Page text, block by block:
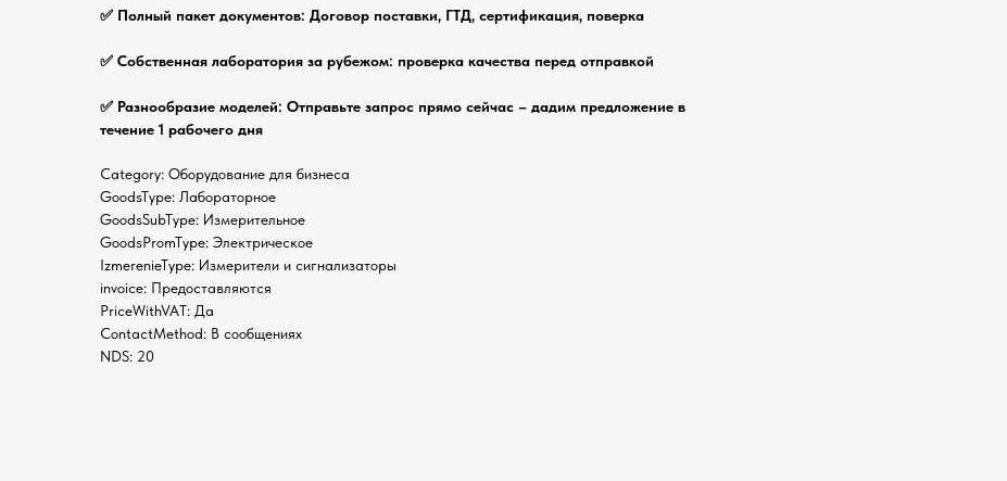
✅ Полный пакет документов: Договор поставки, ГТД, сертификация, поверка
✅ Собственная лаборатория за рубежом: проверка качества перед отправкой
✅ Разнообразие моделей: Отправьте запрос прямо сейчас – дадим предложение в
течение 1 рабочего дня
Category: Оборудование для бизнеса
GoodsType: Лабораторное
GoodsSubType: Измерительное
GoodsPromType: Электрическое
IzmerenieType: Измерители и сигнализаторы
invoice: Предоставляются
PriceWithVAT: Да
ContactMethod: В сообщениях
NDS: 20